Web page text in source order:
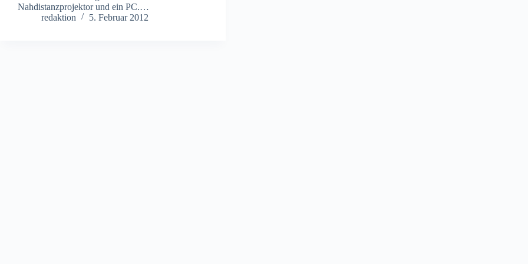
Nahdistanzprojektor und ein PC.…
redaktion
5. Februar 2012